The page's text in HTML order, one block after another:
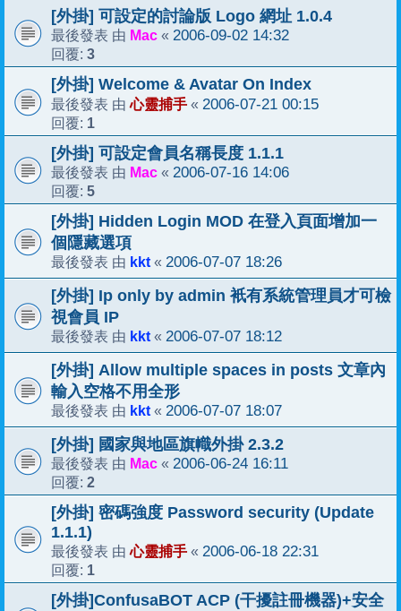
[外掛] 可設定的討論版 Logo 網址 1.0.4
最後發表 由 Mac « 2006-09-02 14:32
回覆: 3
[外掛] Welcome & Avatar On Index
最後發表 由心靈捕手 « 2006-07-21 00:15
回覆: 1
[外掛] 可設定會員名稱長度 1.1.1
最後發表 由 Mac « 2006-07-16 14:06
回覆: 5
[外掛] Hidden Login MOD 在登入頁面增加一
個隱藏選項
最後發表 由 kkt « 2006-07-07 18:26
[外掛] Ip only by admin 衹有系統管理員才可檢
視會員 IP
最後發表 由 kkt « 2006-07-07 18:12
[外掛] Allow multiple spaces in posts 文章內
輸入空格不用全形
最後發表 由 kkt « 2006-07-07 18:07
[外掛] 國家與地區旗幟外掛 2.3.2
最後發表 由 Mac « 2006-06-24 16:11
回覆: 2
[外掛] 密碼強度 Password security (Update
1.1.1)
最後發表 由心靈捕手 « 2006-06-18 22:31
回覆: 1
[外掛]ConfusaBOT ACP (干擾註冊機器)+安全